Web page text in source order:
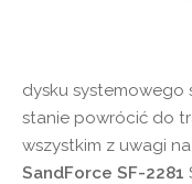
dysku systemowego
stanie powrócić do
wszystkim z uwagi
SandForce SF-2281